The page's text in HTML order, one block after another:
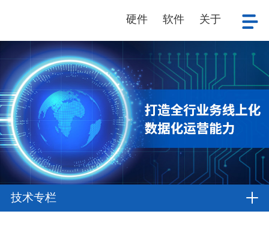
硬件 软件 关于
技术专栏